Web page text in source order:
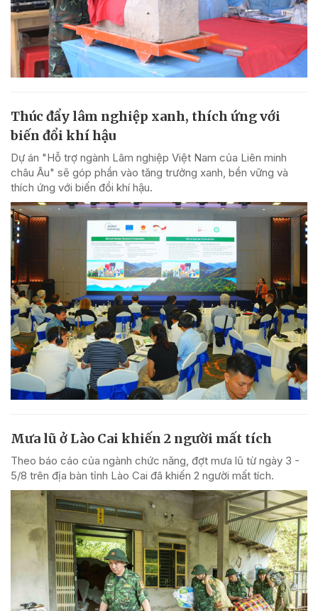
Thúc đẩy lâm nghiệp xanh, thích ứng với
biến đổi khí hậu
Dự án "Hỗ trợ ngành Lâm nghiệp Việt Nam của Liên minh
châu Âu" sẽ góp phần vào tăng trưởng xanh, bền vững và
thích ứng với biến đổi khí hậu.
Mưa lũ ở Lào Cai khiến 2 người mất tích
Theo báo cáo của ngành chức năng, đợt mưa lũ từ ngày 3 -
5/8 trên địa bàn tỉnh Lào Cai đã khiến 2 người mất tích.